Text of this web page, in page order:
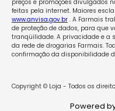
preços e promoções divulgados
feitas pela internet. Maiores
www.anvisa.gov.br. A Farmais
de proteção de dados, para que
tranqüilidade. A privacidade e a
da rede de drogarias Farmais.
confirmação da disponibilidade
Copyright © Loja - Todos os
Powered